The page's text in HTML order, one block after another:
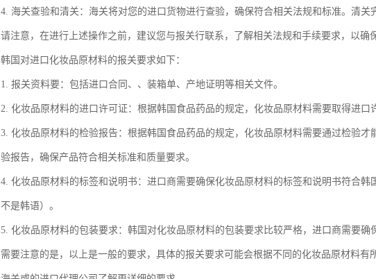
4. 海关查验和清关：海关将对您的进口货物进行查验，确保符合相关法规和标准。清关
请注意，在进行上述操作之前，建议您与报关行联系，了解相关法规和手续要求，以确
韩国对进口化妆品原材料的报关要求如下：
1. 报关资料要：包括进口合同、、装箱单、产地证明等相关文件。
2. 化妆品原材料的进口许可证：根据韩国食品药品的规定，化妆品原材料需要取得进口
3. 化妆品原材料的检验报告：根据韩国食品药品的规定，化妆品原材料需要通过检验
验报告，确保产品符合相关标准和质量要求。
4. 化妆品原材料的标签和说明书：进口商需要确保化妆品原材料的标签和说明书符合
不是韩语）。
5. 化妆品原材料的包装要求：韩国对化妆品原材料的包装要求比较严格，进口商需要确
需要注意的是，以上是一般的要求，具体的报关要求可能会根据不同的化妆品原材料有